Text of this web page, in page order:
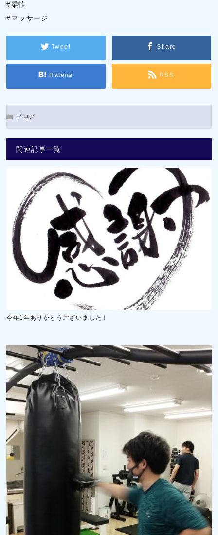
#柔軟
#マッサージ
Tweet Share
Hatena RSS
ブログ
関連記事一覧
今年1年ありがとうございました！